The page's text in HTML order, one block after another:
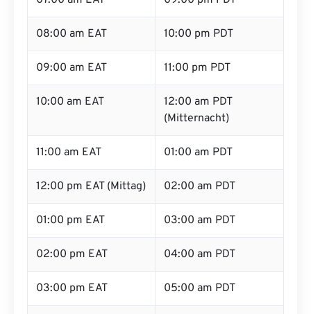
08:00 am EAT 10:00 pm PDT
09:00 am EAT 11:00 pm PDT
10:00 am EAT
12:00 am PDT
(Mitternacht)
11:00 am EAT 01:00 am PDT
12:00 pm EAT (Mittag) 02:00 am PDT
01:00 pm EAT 03:00 am PDT
02:00 pm EAT 04:00 am PDT
03:00 pm EAT 05:00 am PDT